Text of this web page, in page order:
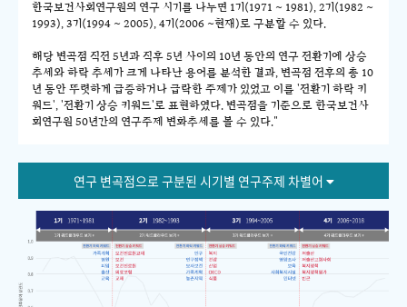
한국보건사회연구원의 연구 시기를 나누면 1기(1971 ~ 1981), 2기(1982 ~
1993), 3기(1994 ~ 2005), 4기(2006 ~현재)로 구분할 수 있다.
해당 변곡점 직전 5년과 직후 5년 사이의 10년 동안의 연구 전환기에 상승
추세와 하락 추세가 크게 나타난 용어를 분석한 결과, 변곡점 전후의 총 10
년 동안 뚜렷하게 급증하거나 급락한 주제가 있었고 이를 '전환기 하락 키
워드', '전환기 상승 키워드'로 표현하였다. 변곡점을 기준으로 한국보건사
회연구원 50년간의 연구주제 변화추세를 볼 수 있다."
연구 변곡점으로 구분된 시기별 연구주제 차별어